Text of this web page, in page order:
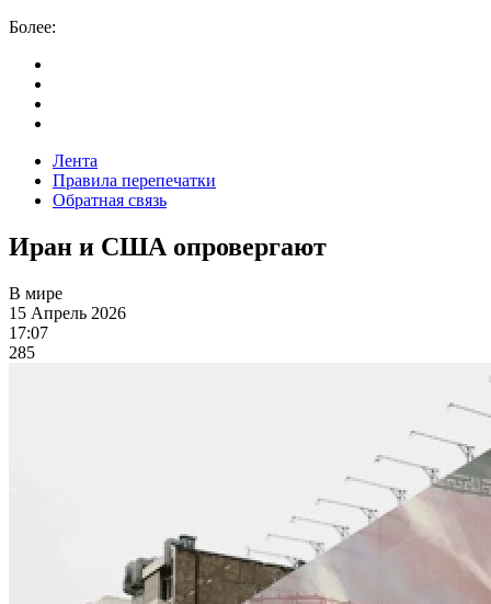
Более:
Лента
Правила перепечатки
Обратная связь
Иран и США опровергают
В мире
15 Апрель 2026
17:07
285